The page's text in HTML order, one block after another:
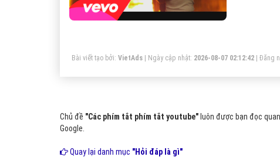
Bài viết tạo bởi: VietAds | Ngày cập nhật: 2026-08-07 02:12:42 Đăng
Chủ đề "Các phím tắt phím tắt youtube" luôn được bạn đọc
Google.
Quay lại danh mục "Hỏi đáp là gì"